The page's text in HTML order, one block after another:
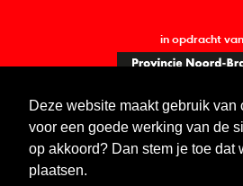
Deze website maakt gebruik van
voor een goede werking van de
op akkoord? Dan stem je toe dat
plaatsen.
in opdracht van